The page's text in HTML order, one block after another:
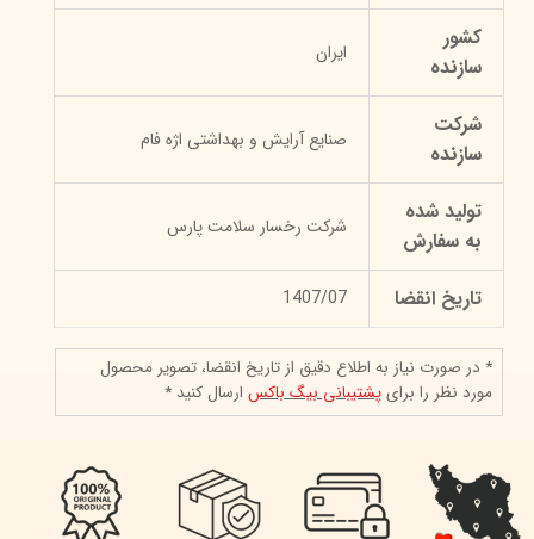
کشور
سازنده
ایران
شرکت
سازنده
صنایع آرایش و بهداشتی اژه فام
تولید شده
به سفارش
شرکت رخسار سلامت پارس
تاریخ انقضا 1407/07
* در صورت نیاز به اطلاع دقیق از تاریخ انقضا، تصویر محصول
مورد نظر را برایپشتیبانی بیگ باکسارسال کنید *